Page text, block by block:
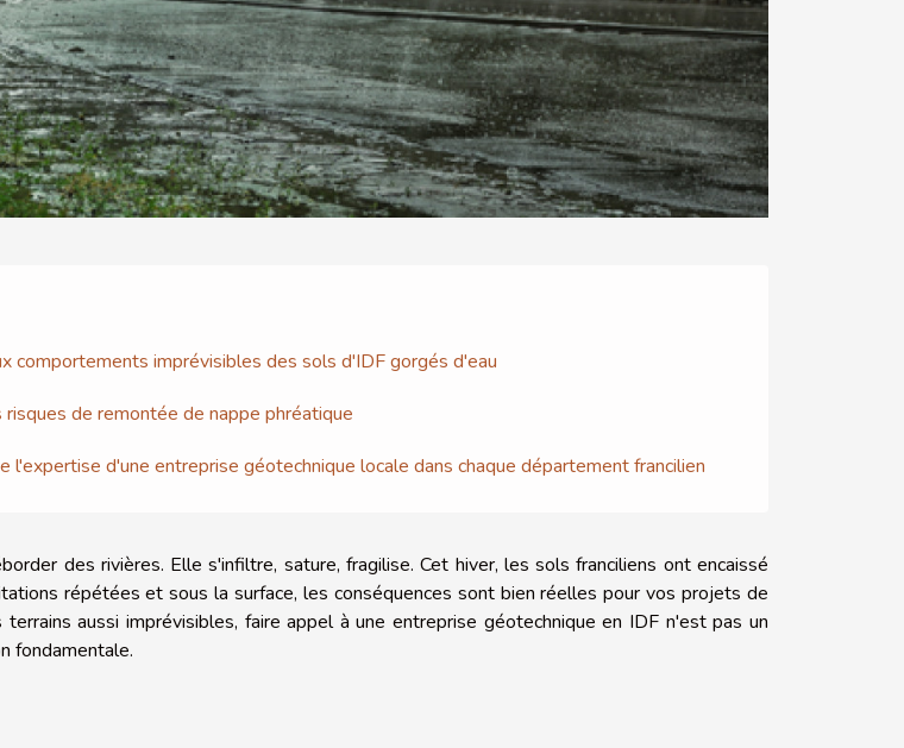
comportements imprévisibles des sols d'IDF gorgés d'eau
risques de remontée de nappe phréatique
l'expertise d'une entreprise géotechnique locale dans chaque département francilien
des rivières. Elle s'infiltre, sature, fragilise. Cet hiver, les sols franciliens ont encaissé
répétées et sous la surface, les conséquences sont bien réelles pour vos projets de
terrains aussi imprévisibles, faire appel à une entreprise géotechnique en IDF n'est pas un
fondamentale.